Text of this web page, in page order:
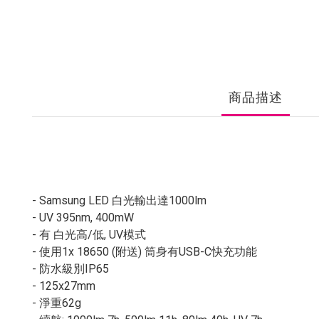
商品描述
- Samsung LED 白光輸出達1000lm
- UV 395nm, 400mW
- 有 白光高/低, UV模式
- 使用1x 18650 (附送) 筒身有USB-C快充功能
- 防水級別IP65
- 125x27mm
- 淨重62g